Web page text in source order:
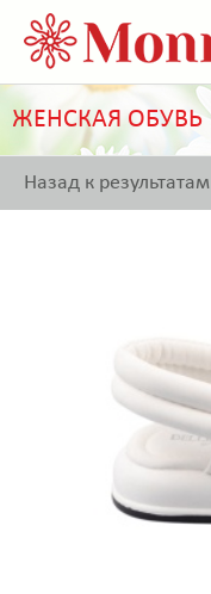
ЖЕНСКАЯ ОБУВЬ
Назад к результатам